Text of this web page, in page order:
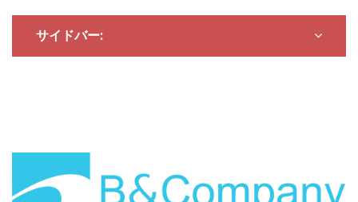
寺院、仏塔などがすべて中止または閉鎖されたため、花
卉の需要は大幅に減少しています。また、人々が経済に
悪影響を及ぼす疫病への懸念から、出費を抑え始めてい
サイドバー: